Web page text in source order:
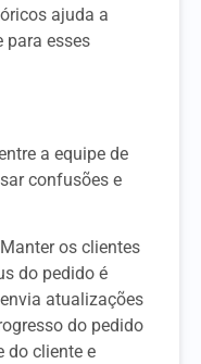
ajuda a
para esses
a equipe de
confusões e
os clientes
do pedido é
atualizações
do pedido
do cliente e